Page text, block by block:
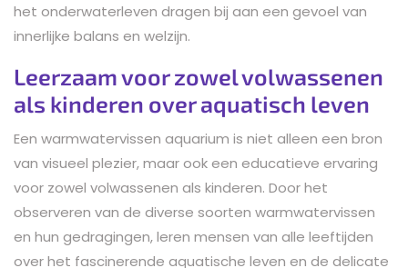
het onderwaterleven dragen bij aan een gevoel van
innerlijke balans en welzijn.
Leerzaam voor zowel volwassenen
als kinderen over aquatisch leven
Een warmwatervissen aquarium is niet alleen een bron
van visueel plezier, maar ook een educatieve ervaring
voor zowel volwassenen als kinderen. Door het
observeren van de diverse soorten warmwatervissen
en hun gedragingen, leren mensen van alle leeftijden
over het fascinerende aquatische leven en de delicate